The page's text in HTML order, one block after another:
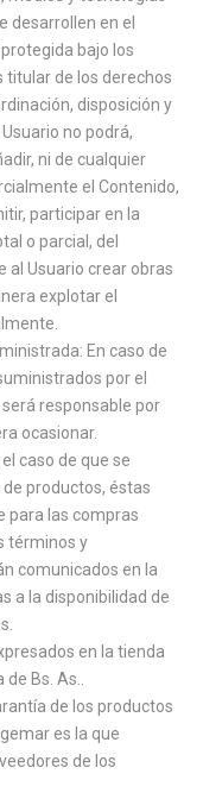
desarrollen en el
bajo los
titular de los derechos
disposición y
no podrá,
ni de cualquier
el Contenido,
participar en la
o parcial, del
al Usuario crear obras
explotar el
En caso de
por el
responsable por
ocasionar.
caso de que se
productos, éstas
para las compras
términos y
comunicados en la
a la disponibilidad de
en la tienda
Bs. As..
de los productos
es la que
de los